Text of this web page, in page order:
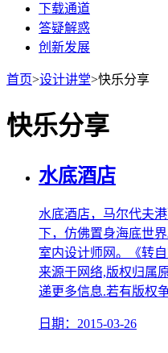
下载通道
答疑解惑
创新发展
首页>设计讲堂>快乐分享
快乐分享
水底酒店
水底酒店，马尔代夫
下，仿佛置身海底世
室内设计师网。《转
来源于网络,版权归属
递更多信息.若有版权
日期：2015-03-26